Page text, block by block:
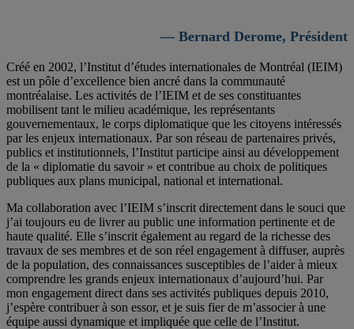
— Bernard Derome, Président
Créé en 2002, l’Institut d’études internationales de Montréal (IEIM)
est un pôle d’excellence bien ancré dans la communauté
montréalaise. Les activités de l’IEIM et de ses constituantes
mobilisent tant le milieu académique, les représentants
gouvernementaux, le corps diplomatique que les citoyens intéressés
par les enjeux internationaux. Par son réseau de partenaires privés,
publics et institutionnels, l’Institut participe ainsi au développement
de la « diplomatie du savoir » et contribue au choix de politiques
publiques aux plans municipal, national et international.
Ma collaboration avec l’IEIM s’inscrit directement dans le souci que
j’ai toujours eu de livrer au public une information pertinente et de
haute qualité. Elle s’inscrit également au regard de la richesse des
travaux de ses membres et de son réel engagement à diffuser, auprès
de la population, des connaissances susceptibles de l’aider à mieux
comprendre les grands enjeux internationaux d’aujourd’hui. Par
mon engagement direct dans ses activités publiques depuis 2010,
j’espère contribuer à son essor, et je suis fier de m’associer à une
équipe aussi dynamique et impliquée que celle de l’Institut.